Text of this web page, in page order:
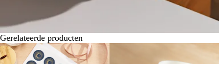
Gerelateerde producten
Nieuwe opties